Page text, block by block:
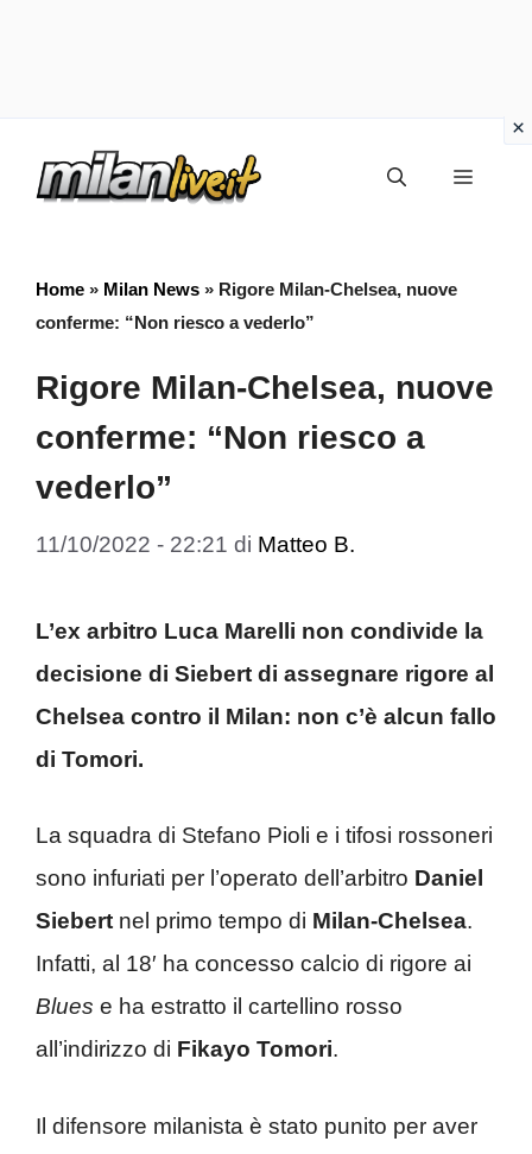
Menu
Home » Milan News » Rigore Milan-Chelsea, nuove
conferme: “Non riesco a vederlo”
Rigore Milan-Chelsea, nuove
conferme: “Non riesco a
vederlo”
11/10/2022 - 22:21 di Matteo B.
L’ex arbitro Luca Marelli non condivide la
decisione di Siebert di assegnare rigore al
Chelsea contro il Milan: non c’è alcun fallo
di Tomori.
La squadra di Stefano Pioli e i tifosi rossoneri
sono infuriati per l’operato dell’arbitro Daniel
Siebert nel primo tempo di Milan-Chelsea.
Infatti, al 18′ ha concesso calcio di rigore ai
Blues e ha estratto il cartellino rosso
all’indirizzo di Fikayo Tomori.
Il difensore milanista è stato punito per aver